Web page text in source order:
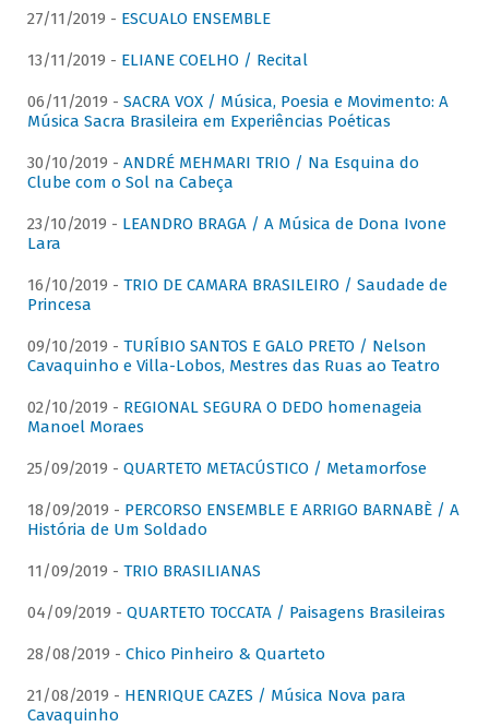
27/11/2019 - ESCUALO ENSEMBLE
13/11/2019 - ELIANE COELHO / Recital
06/11/2019 - SACRA VOX / Música, Poesia e Movimento: A
Música Sacra Brasileira em Experiências Poéticas
30/10/2019 - ANDRÉ MEHMARI TRIO / Na Esquina do
Clube com o Sol na Cabeça
23/10/2019 - LEANDRO BRAGA / A Música de Dona Ivone
Lara
16/10/2019 - TRIO DE CAMARA BRASILEIRO / Saudade de
Princesa
09/10/2019 - TURÍBIO SANTOS E GALO PRETO / Nelson
Cavaquinho e Villa-Lobos, Mestres das Ruas ao Teatro
02/10/2019 - REGIONAL SEGURA O DEDO homenageia
Manoel Moraes
25/09/2019 - QUARTETO METACÚSTICO / Metamorfose
18/09/2019 - PERCORSO ENSEMBLE E ARRIGO BARNABÈ / A
História de Um Soldado
11/09/2019 - TRIO BRASILIANAS
04/09/2019 - QUARTETO TOCCATA / Paisagens Brasileiras
28/08/2019 - Chico Pinheiro & Quarteto
21/08/2019 - HENRIQUE CAZES / Música Nova para
Cavaquinho